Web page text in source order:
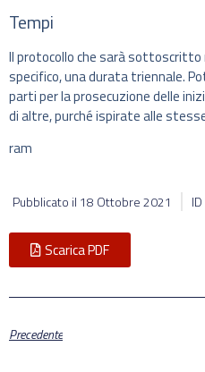
Tempi
Il protocollo che sarà sottoscritto
specifico, una durata triennale.
parti per la prosecuzione delle
di altre, purché ispirate alle
ram
Pubblicato il 18 Ottobre 2021
Scarica PDF
Precedente